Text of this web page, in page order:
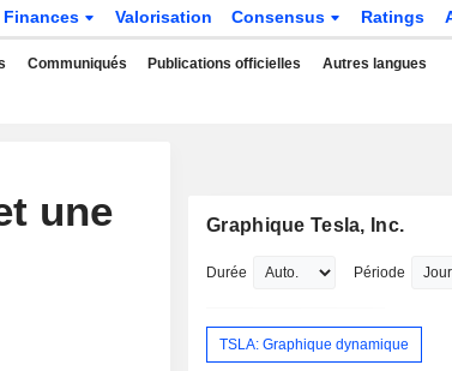
Finances Valorisation Consensus Ratings
Communiqués Publications officielles Autres langues
une
Graphique Tesla, Inc.
Durée Période
TSLA: Graphique dynamique